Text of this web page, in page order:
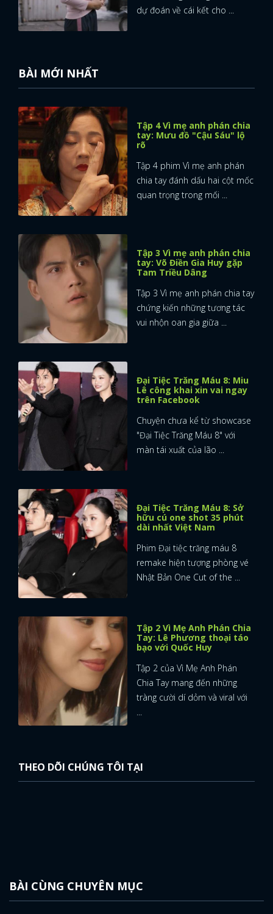
FACEBOOK
dự đoán về cái kết cho ...
BÀI MỚI NHẤT
Tập 4 Vì mẹ anh phán chia
tay: Mưu đồ "Cậu Sáu" lộ
rõ
Tập 4 phim Vì mẹ anh phán
chia tay đánh dấu hai cột mốc
quan trọng trong mối ...
Tập 3 Vì mẹ anh phán chia
tay: Võ Điền Gia Huy gặp
Tam Triều Dâng
Tập 3 Vì mẹ anh phán chia tay
chứng kiến những tương tác
vui nhộn oan gia giữa ...
Đại Tiệc Trăng Máu 8: Miu
Lê công khai xin vai ngay
trên Facebook
Chuyện chưa kể từ showcase
"Đại Tiệc Trăng Máu 8" với
màn tái xuất của lão ...
Đại Tiệc Trăng Máu 8: Sở
hữu cú one shot 35 phút
dài nhất Việt Nam
Phim Đại tiệc trăng máu 8
remake hiện tượng phòng vé
Nhật Bản One Cut of the ...
Tập 2 Vì Mẹ Anh Phán Chia
Tay: Lê Phương thoại táo
bạo với Quốc Huy
Tập 2 của Vì Mẹ Anh Phán
Chia Tay mang đến những
tràng cười dí dỏm và viral với
...
THEO DÕI CHÚNG TÔI TẠI
BÀI CÙNG CHUYÊN MỤC